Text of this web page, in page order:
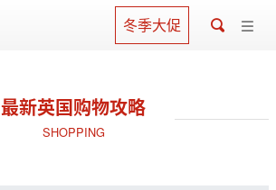
冬季大促
最新英国购物攻略
SHOPPING